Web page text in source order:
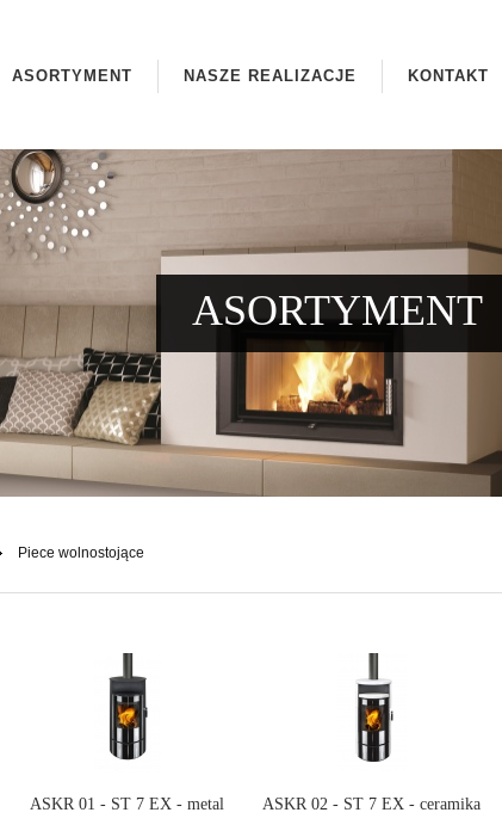
ASORTYMENT NASZE REALIZACJE KONTAKT
ASORTYMENT
Piece wolnostojące
ASKR 01 - ST 7 EX - metal
ASKR 02 - ST 7 EX - ceramika